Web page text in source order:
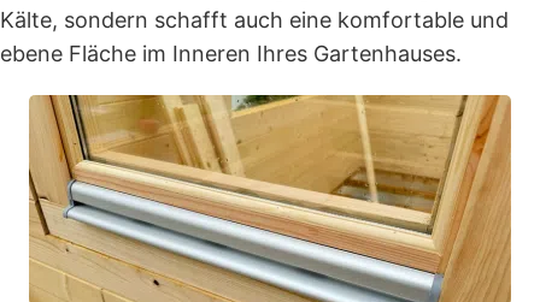
Kälte, sondern schafft auch eine komfortable und
ebene Fläche im Inneren Ihres Gartenhauses.